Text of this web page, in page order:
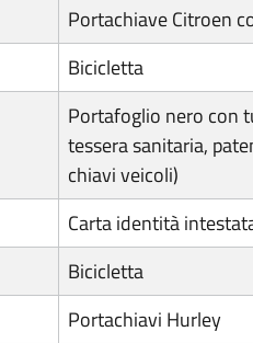
Portachiave Citroen
Bicicletta
Portafoglio nero con
tessera sanitaria,
chiavi veicoli)
Carta identità
Bicicletta
Portachiavi Hurley